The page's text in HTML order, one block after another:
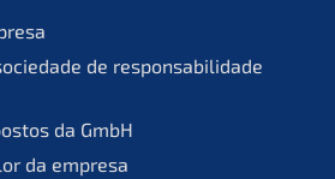
de responsa­bil­ida­de
da GmbH
da empresa